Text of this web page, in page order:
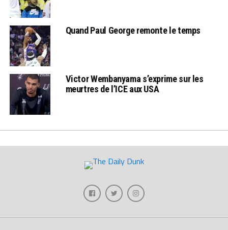
Quand Paul George remonte le temps
Victor Wembanyama s’exprime sur les
meurtres de l’ICE aux USA